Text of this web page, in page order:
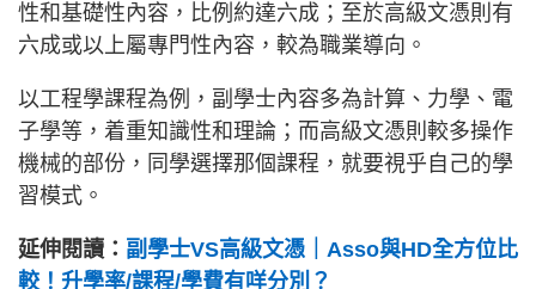
性和基礎性內容，比例約達六成；至於高級文憑則有
六成或以上屬專門性內容，較為職業導向。
以工程學課程為例，副學士內容多為計算、力學、電
子學等，着重知識性和理論；而高級文憑則較多操作
機械的部份，同學選擇那個課程，就要視乎自己的學
習模式。
延伸閱讀： 副學士VS高級文憑｜Asso與HD全方位比
較！升學率/課程/學費有咩分別？